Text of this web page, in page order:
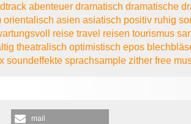
abenteuerdramatischdramatische
orientalischasienasiatisch positiv ruhig
reisetravel reisentourismus
theatralischoptimistischepos
soundeffektesprachsamplezitherfree
mail